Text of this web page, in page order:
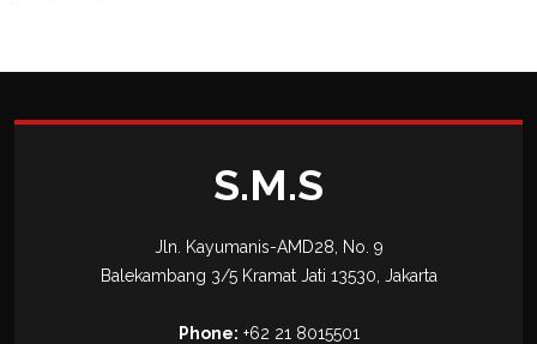
S.M.S
Jln. Kayumanis-AMD28, No. 9
Balekambang 3/5 Kramat Jati 13530, Jakarta
Phone: +62 21 8015501